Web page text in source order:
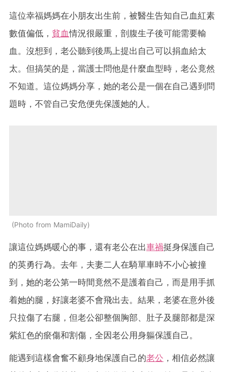
這位幸福媽媽在小朋友出生前，被醫生告知自己血紅素
數值偏低， 貧血情況很嚴重，剖腹生子後可能需要輸
血。沒想到，老公聽到後馬上提出自己可以捐血給太
太。但搞笑的是，當護士問他是什麼血型時，老公竟然
不知道。這位媽媽分享，她的老公是一個在自己遇到問
題時，不管自己安危便先保護她的人。
Photo from MamiDaily
讓這位媽媽暖心的事，還有老公在出車禍挺身保護自己
的英勇行為。去年，夫妻二人在騎單車時不小心被撞
到，她的老公第一時間竟然不是護着自己，而是用手抓
着她的腿，好讓老婆不會飛出去。結果，老婆在意外後
只拉傷了右腿，但老公卻整個胸部、肚子及腿部都是深
紫紅色的瘀傷和割傷，全因老公用身軀保護自己。
能遇到這樣會奮不顧身地保護自己的老公 ，相信必然讓